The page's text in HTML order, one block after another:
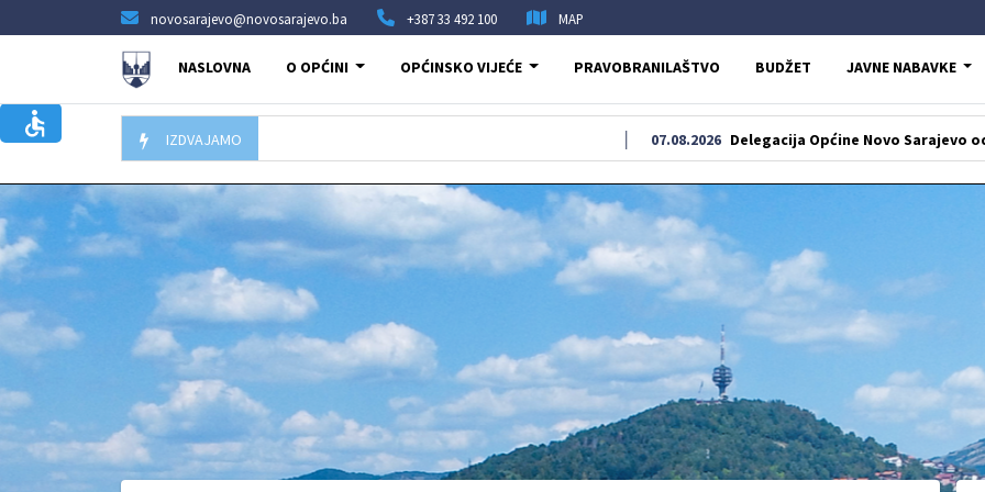
novosarajevo@novosarajevo.ba +387 33 492 100 MAP
NASLOVNA O OPĆINI OPĆINSKO VIJEĆE PRAVOBRANILAŠTVO BUDŽET JAVNE NABAVKE
IZDVAJAMO Delegacija Općine Novo Sarajevo odala